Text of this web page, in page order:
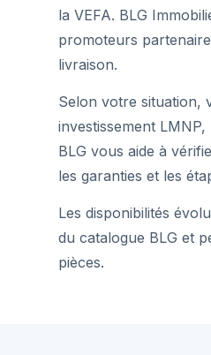
la VEFA. BLG
promoteurs
livraison.
Selon votre situation,
investissement
BLG vous aide à
les garanties et les
Les disponibilités
du catalogue BLG et
pièces.